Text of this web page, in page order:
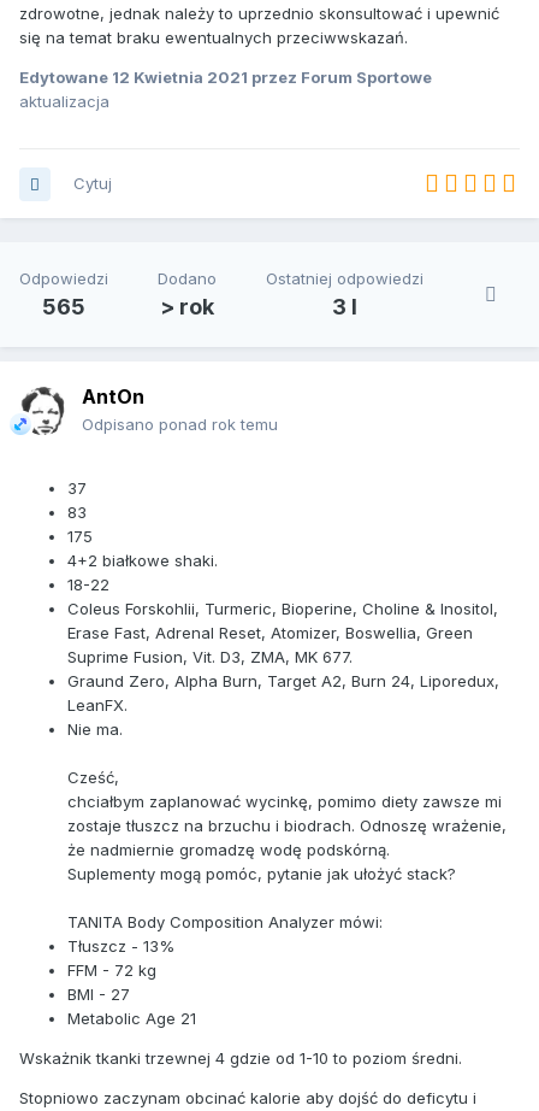
zdrowotne, jednak należy to uprzednio skonsultować i upewnić
się na temat braku ewentualnych przeciwwskazań.
Edytowane 12 Kwietnia 2021 przez Forum Sportowe
aktualizacja
Cytuj
Odpowiedzi
565
Dodano
> rok
Ostatniej odpowiedzi
3 l
AntOn
Odpisano ponad rok temu
37
83
175
4+2 białkowe shaki.
18-22
Coleus Forskohlii, Turmeric, Bioperine, Choline & Inositol,
Erase Fast, Adrenal Reset, Atomizer, Boswellia, Green
Suprime Fusion, Vit. D3, ZMA, MK 677.
Graund Zero, Alpha Burn, Target A2, Burn 24, Liporedux,
LeanFX.
Nie ma.
Cześć,
chciałbym zaplanować wycinkę, pomimo diety zawsze mi
zostaje tłuszcz na brzuchu i biodrach. Odnoszę wrażenie,
że nadmiernie gromadzę wodę podskórną.
Suplementy mogą pomóc, pytanie jak ułożyć stack?
TANITA Body Composition Analyzer mówi:
Tłuszcz - 13%
FFM - 72 kg
BMI - 27
Metabolic Age 21
Wskażnik tkanki trzewnej 4 gdzie od 1-10 to poziom średni.
Stopniowo zaczynam obcinać kalorie aby dojść do deficytu i